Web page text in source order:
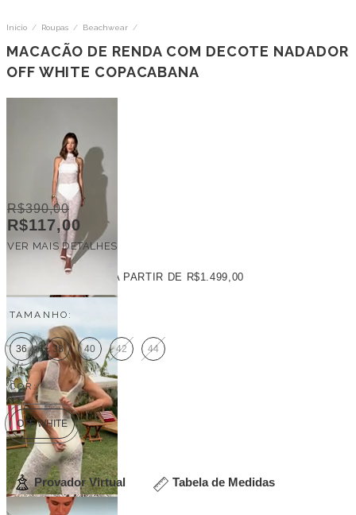
Início / Roupas / Beachwear /
MACACÃO DE RENDA COM DECOTE NADADOR
OFF WHITE COPACABANA
R$390,00
R$117,00
VER MAIS DETALHES
FRETE GRÁTIS A PARTIR DE R$1.499,00
TAMANHO:
36 38 40 42 44
COR:
OFF WHITE
Provador Virtual Tabela de Medidas
Veja outras opções